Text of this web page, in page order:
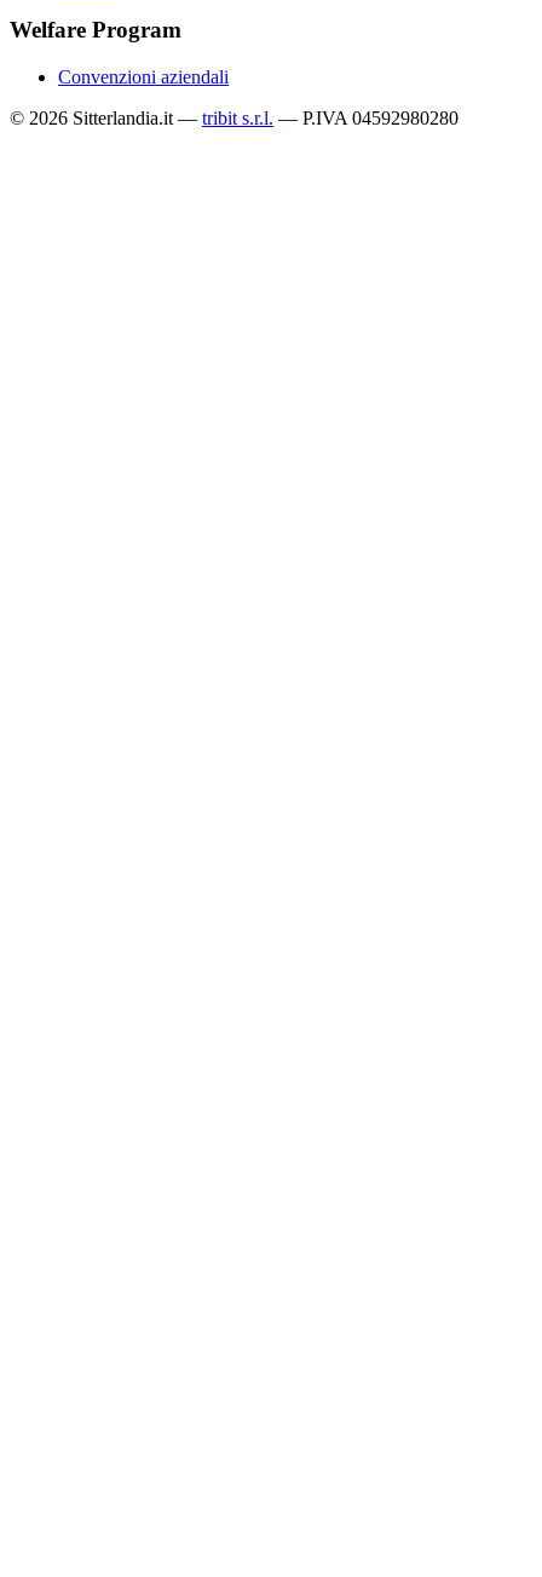
Welfare Program
Convenzioni aziendali
© 2026 Sitterlandia.it — tribit s.r.l. — P.IVA 04592980280